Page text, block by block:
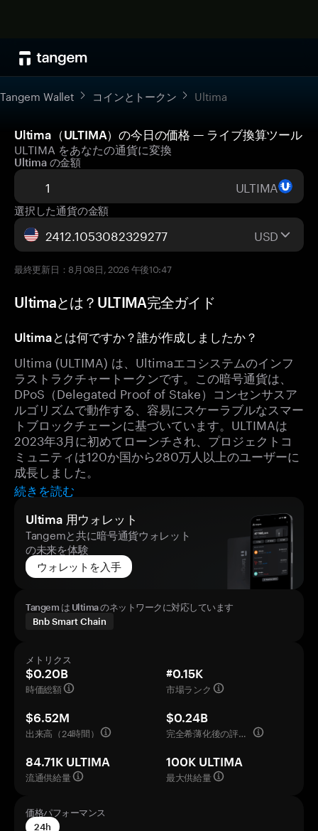
Tangem Wallet コインとトークン Ultima
Ultima（ULTIMA）の今日の価格 — ライブ換算ツール
ULTIMA をあなたの通貨に変換
Ultima の金額
ULTIMA
選択した通貨の金額
USD
最終更新日：8月08日, 2026 午後10:47
Ultimaとは？ULTIMA完全ガイド
Ultimaとは何ですか？誰が作成しましたか？
Ultima (ULTIMA) は、Ultimaエコシステムのインフ
ラストラクチャートークンです。この暗号通貨は、
DPoS（Delegated Proof of Stake）コンセンサスア
ルゴリズムで動作する、容易にスケーラブルなスマー
トブロックチェーンに基づいています。ULTIMAは
2023年3月に初めてローンチされ、プロジェクトコ
ミュニティは120か国から280万人以上のユーザーに
成長しました。
続きを読む
Ultima 用ウォレット
Tangemと共に暗号通貨ウォレット
の未来を体験
ウォレットを入手
Tangem は Ultima のネットワークに対応しています
Bnb Smart Chain
メトリクス
$0.20B
時価総額
#0.15K
市場ランク
$6.52M
出来高（24時間）
$0.24B
完全希薄化後の評価額
84.71K ULTIMA
流通供給量
100K ULTIMA
最大供給量
価格パフォーマンス
24h